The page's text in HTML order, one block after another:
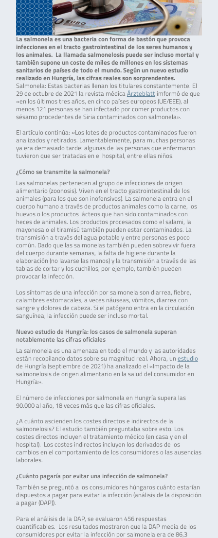
La salmonela es una bacteria con forma de bastón que provoca
infecciones en el tracto gastrointestinal de los seres humanos y
los animales. La llamada salmonelosis puede ser incluso mortal y
también supone un coste de miles de millones en los sistemas
sanitarios de países de todo el mundo. Según un nuevo estudio
realizado en Hungría, las cifras reales son sorprendentes.
Salmonela: Estas bacterias llenan los titulares constantemente. El
29 de octubre de 2021 la revista médica Ärzteblattimformó de que
«en los últimos tres años, en cinco países europeos (UE/EEE), al
menos 121 personas se han infectado por comer productos con
sésamo procedentes de Siria contaminados con salmonela».
El artículo continúa: «Los lotes de productos contaminados fueron
analizados y retirados. Lamentablemente, para muchas personas
ya era demasiado tarde: algunas de las personas que enfermaron
tuvieron que ser tratadas en el hospital, entre ellas niños.
¿Cómo se transmite la salmonela?
Las salmonelas pertenecen al grupo de infecciones de origen
alimentario (zoonosis). Viven en el tracto gastrointestinal de los
animales (para los que son inofensivos). La salmonela entra en el
cuerpo humano a través de productos animales como la carne, los
huevos o los productos lácteos que han sido contaminados con
heces de animales. Los productos procesados como el salami, la
mayonesa o el tiramisú también pueden estar contaminados. La
transmisión a través del agua potable y entre personas es poco
común. Dado que las salmonelas también pueden sobrevivir fuera
del cuerpo durante semanas, la falta de higiene durante la
elaboración (no lavarse las manos) y la transmisión a través de las
tablas de cortar y los cuchillos, por ejemplo, también pueden
provocar la infección.
Los síntomas de una infección por salmonela son diarrea, fiebre,
calambres estomacales, a veces náuseas, vómitos, diarrea con
sangre y dolores de cabeza. Si el patógeno entra en la circulación
sanguínea, la infección puede ser incluso mortal.
Nuevo estudio de Hungría: los casos de salmonela superan
notablemente las cifras oficiales
La salmonela es una amenaza en todo el mundo y las autoridades
están recopilando datos sobre su magnitud real. Ahora, un estudio
de Hungría (septiembre de 2021) ha analizado el «Impacto de la
salmonelosis de origen alimentario en la salud del consumidor en
Hungría».
El número de infecciones por salmonela en Hungría supera las
90.000 al año, 18 veces más que las cifras oficiales.
¿A cuánto ascienden los costes directos e indirectos de la
salmonelosis? El estudio también preguntaba sobre esto. Los
costes directos incluyen el tratamiento médico (en casa y en el
hospital). Los costes indirectos incluyen los derivados de los
cambios en el comportamiento de los consumidores o las ausencias
laborales.
¿Cuánto pagaría por evitar una infección de salmonela?
También se preguntó a los consumidores húngaros cuánto estarían
dispuestos a pagar para evitar la infección (análisis de la disposición
a pagar (DAP)).
Para el análisis de la DAP, se evaluaron 456 respuestas
cuantificables. Los resultados mostraron que la DAP media de los
consumidores por evitar la infección por salmonela era de 86,3